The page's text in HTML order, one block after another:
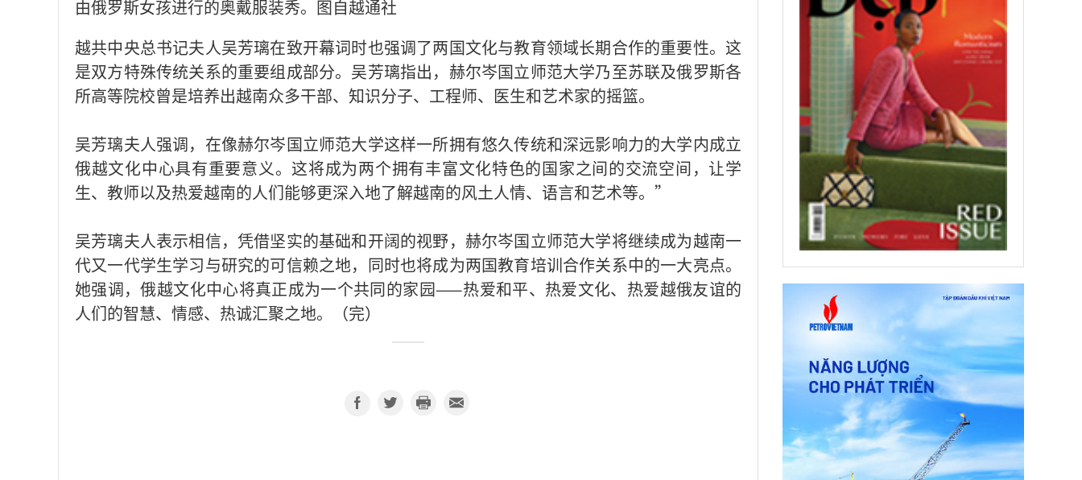
由俄罗斯女孩进行的奥戴服装秀。图自越通社
越共中央总书记夫人吴芳璃在致开幕词时也强调了两国文化与教育领域长期合作的重要性。这
是双方特殊传统关系的重要组成部分。吴芳璃指出，赫尔岑国立师范大学乃至苏联及俄罗斯各
所高等院校曾是培养出越南众多干部、知识分子、工程师、医生和艺术家的摇篮。
吴芳璃夫人强调，在像赫尔岑国立师范大学这样一所拥有悠久传统和深远影响力的大学内成立
俄越文化中心具有重要意义。这将成为两个拥有丰富文化特色的国家之间的交流空间，让学
生、教师以及热爱越南的人们能够更深入地了解越南的风土人情、语言和艺术等。”
吴芳璃夫人表示相信，凭借坚实的基础和开阔的视野，赫尔岑国立师范大学将继续成为越南一
代又一代学生学习与研究的可信赖之地，同时也将成为两国教育培训合作关系中的一大亮点。
她强调，俄越文化中心将真正成为一个共同的家园——热爱和平、热爱文化、热爱越俄友谊的
人们的智慧、情感、热诚汇聚之地。（完）